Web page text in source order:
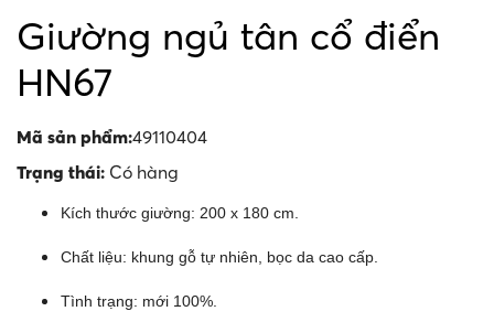
Giường ngủ tân cổ điển
HN67
Mã sản phẩm:49110404
Trạng thái: Có hàng
Kích thước giường: 200 x 180 cm.
Chất liệu: khung gỗ tự nhiên, bọc da cao cấp.
Tình trạng: mới 100%.